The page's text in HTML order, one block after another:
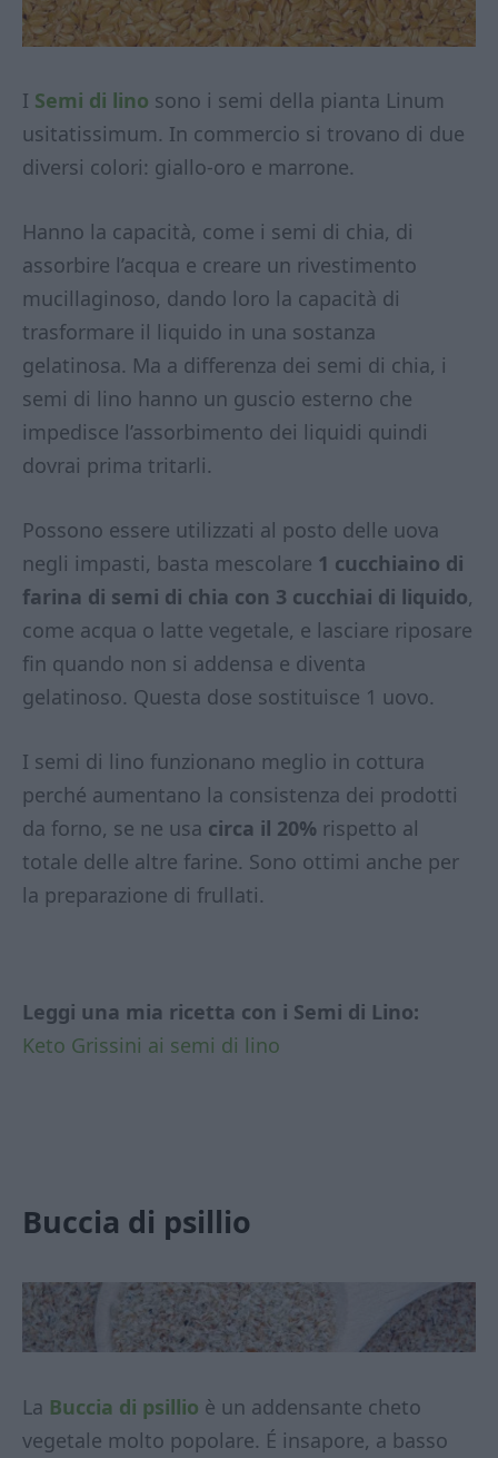
I Semi di lino sono i semi della pianta Linum
usitatissimum. In commercio si trovano di due
diversi colori: giallo-oro e marrone.
Hanno la capacità, come i semi di chia, di
assorbire l’acqua e creare un rivestimento
mucillaginoso, dando loro la capacità di
trasformare il liquido in una sostanza
gelatinosa. Ma a differenza dei semi di chia, i
semi di lino hanno un guscio esterno che
impedisce l’assorbimento dei liquidi quindi
dovrai prima tritarli.
Possono essere utilizzati al posto delle uova
negli impasti, basta mescolare 1 cucchiaino di
farina di semi di chia con 3 cucchiai di liquido,
come acqua o latte vegetale, e lasciare riposare
fin quando non si addensa e diventa
gelatinoso. Questa dose sostituisce 1 uovo.
I semi di lino funzionano meglio in cottura
perché aumentano la consistenza dei prodotti
da forno, se ne usa circa il 20% rispetto al
totale delle altre farine. Sono ottimi anche per
la preparazione di frullati.
Leggi una mia ricetta con i Semi di Lino:
Keto Grissini ai semi di lino
Buccia di psillio
La Buccia di psillio è un addensante cheto
vegetale molto popolare. É insapore, a basso